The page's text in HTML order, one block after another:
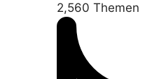
2,560 Themen